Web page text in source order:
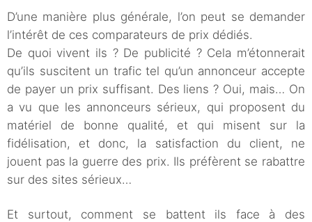
D’une manière plus générale, l’on peut se demander
l’intérêt de ces comparateurs de prix dédiés.
De quoi vivent ils ? De publicité ? Cela m’étonnerait
qu’ils suscitent un trafic tel qu’un annonceur accepte
de payer un prix suffisant. Des liens ? Oui, mais… On
a vu que les annonceurs sérieux, qui proposent du
matériel de bonne qualité, et qui misent sur la
fidélisation, et donc, la satisfaction du client, ne
jouent pas la guerre des prix. Ils préfèrent se rabattre
sur des sites sérieux…
Et surtout, comment se battent ils face à des